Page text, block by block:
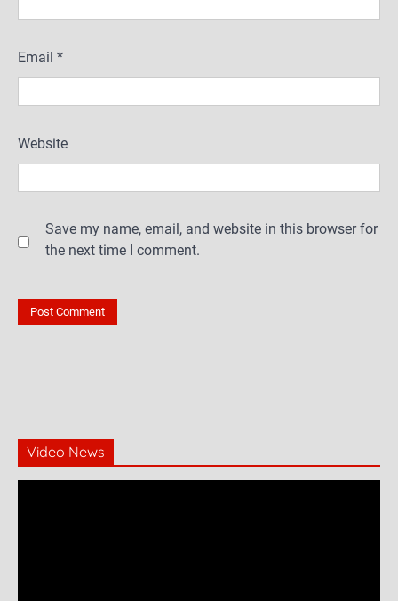
Email *
Website
Save my name, email, and website in this browser for
the next time I comment.
Video News